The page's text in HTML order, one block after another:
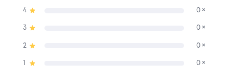
4 0 ×
3 0 ×
2 0 ×
0 ×